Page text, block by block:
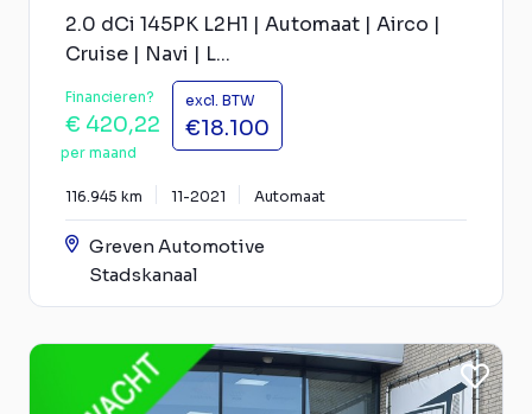
2.0 dCi 145PK L2H1 | Automaat | Airco |
Cruise | Navi | L...
Financieren?
€ 420,22
per maand
excl. BTW
€18.100
116.945 km 11-2021 Automaat
Greven Automotive
Stadskanaal